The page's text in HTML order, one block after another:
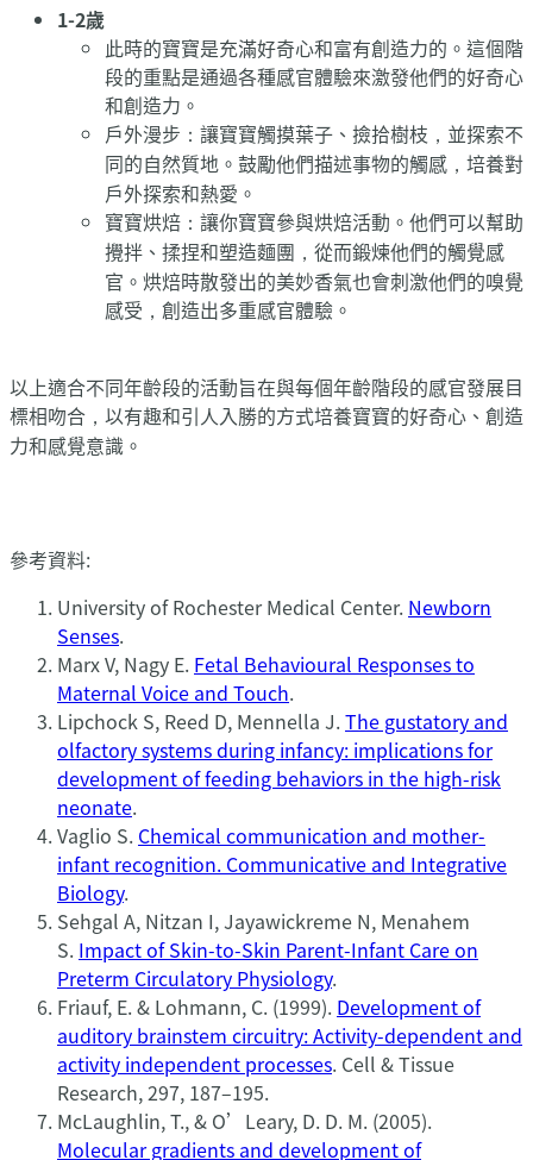
1-2歲
此時的寶寶是充滿好奇心和富有創造力的。這個階
段的重點是通過各種感官體驗來激發他們的好奇心
和創造力。
戶外漫步：讓寶寶觸摸葉子、撿拾樹枝，並探索不
同的自然質地。鼓勵他們描述事物的觸感，培養對
戶外探索和熱愛。
寶寶烘焙：讓你寶寶參與烘焙活動。他們可以幫助
攪拌、揉捏和塑造麵團，從而鍛煉他們的觸覺感
官。烘焙時散發出的美妙香氣也會刺激他們的嗅覺
感受，創造出多重感官體驗。
以上適合不同年齡段的活動旨在與每個年齡階段的感官發展目
標相吻合，以有趣和引人入勝的方式培養寶寶的好奇心、創造
力和感覺意識。
參考資料:
University of Rochester Medical Center. Newborn
Senses.
Marx V, Nagy E. Fetal Behavioural Responses to
Maternal Voice and Touch.
Lipchock S, Reed D, Mennella J.The gustatory and
olfactory systems during infancy: implications for
development of feeding behaviors in the high-risk
neonate.
Vaglio S. Chemical communication and mother-
infant recognition. Communicative and Integrative
Biology.
Sehgal A, Nitzan I, Jayawickreme N, Menahem
S. Impact of Skin-to-Skin Parent-Infant Care on
Preterm Circulatory Physiology.
Friauf, E. & Lohmann, C. (1999). Development of
auditory brainstem circuitry: Activity-dependent and
activity independent processes. Cell & Tissue
Research, 297, 187–195.
McLaughlin, T., & O’Leary, D. D. M. (2005).
Molecular gradients and development of